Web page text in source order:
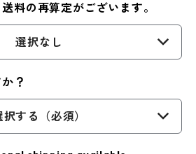
料の再算定がございます。
選択なし
？
択する（必須）